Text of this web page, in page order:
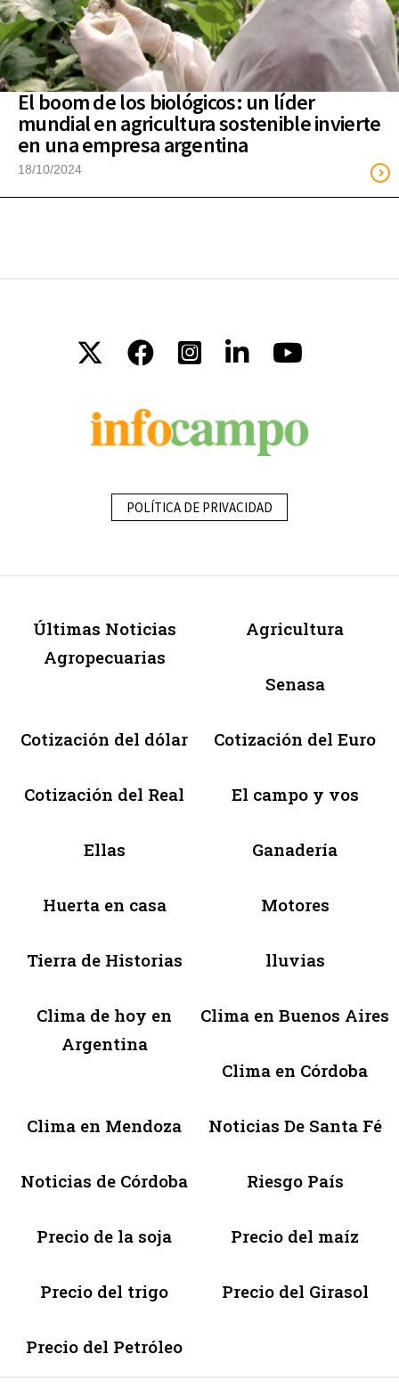
El boom de los biológicos: un líder
mundial en agricultura sostenible invierte
en una empresa argentina
18/10/2024
POLÍTICA DE PRIVACIDAD
Últimas Noticias
Agropecuarias
Agricultura
Senasa
Cotización del dólar Cotización del Euro
Cotización del Real El campo y vos
Ellas Ganadería
Huerta en casa Motores
Tierra de Historias lluvias
Clima de hoy en
Argentina
Clima en Buenos Aires
Clima en Córdoba
Clima en Mendoza Noticias De Santa Fé
Noticias de Córdoba Riesgo País
Precio de la soja Precio del maíz
Precio del trigo Precio del Girasol
Precio del Petróleo